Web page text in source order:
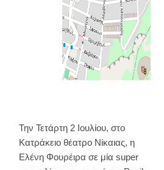
Την Τετάρτη 2 Ιουλίου, στο
Κατράκειο θέατρο Νίκαιας, η
Ελένη Φουρέιρα σε μία super